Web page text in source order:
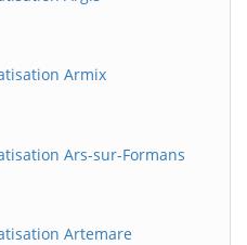
Armix
Ars-sur-Formans
Artemare